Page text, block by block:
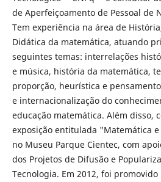
de Aperfeiçoamento de Pessoal de
Tem experiência na área de
Didática da matemática, atuando
seguintes temas: interrelações
e música, história da matemática,
proporção, heurística e
e internacionalização do
educação matemática. Além disso,
exposição entitulada "Matemática
no Museu Parque Cientec, com
dos Projetos de Difusão e
Tecnologia. Em 2012, foi